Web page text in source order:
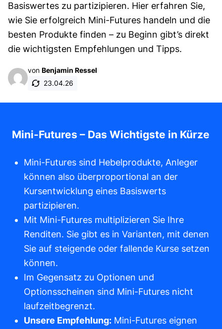
Basiswertes zu partizipieren. Hier erfahren Sie,
wie Sie erfolgreich Mini-Futures handeln und die
besten Produkte finden – zu Beginn gibt’s direkt
die wichtigsten Empfehlungen und Tipps.
von Benjamin Ressel
23.04.26
Mini-Futures – Das Wichtigste in Kürze
Mini-Futures sind Hebelprodukte, Anleger
können also überproportional an der
Kursentwicklung eines Basiswerts
partizipieren.
Mit Mini-Futures multiplizieren Sie Ihre
Renditen. Sie gibt es in Varianten, mit denen
Sie auf steigende oder fallende Kurse setzen
können.
Im Gegensatz zu Optionen und
Optionsscheinen sind Mini-Futures nicht
laufzeitbegrenzt.
Unsere Empfehlung: Mini-Futures eignen